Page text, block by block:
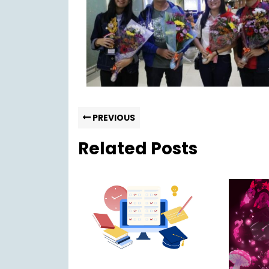
PREVIOUS
Related Posts